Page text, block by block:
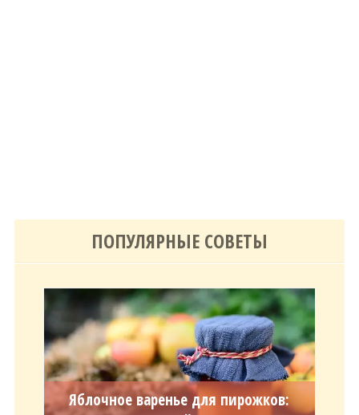
ПОПУЛЯРНЫЕ СОВЕТЫ
Яблочное варенье для пирожков: